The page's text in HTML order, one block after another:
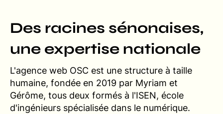
Des racines sénonaises,
une expertise nationale
L'agence web OSC est une structure à taille
humaine, fondée en 2019 par Myriam et
Gérôme, tous deux formés à l'ISEN, école
d'ingénieurs spécialisée dans le numérique.